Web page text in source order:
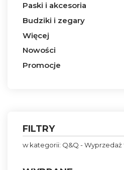
Paski i akcesoria
Budziki i zegary
Więcej
Nowości
Promocje
FILTRY
w kategorii: Q&Q - Wyprzedaż